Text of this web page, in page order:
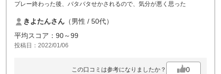
プレー終わった後、バタバタせかされるので、気分が悪く思った
きよたんさん （男性 / 50代）
平均スコア：90～99
投稿日：2022/01/06
この口コミは参考になりましたか？ 0